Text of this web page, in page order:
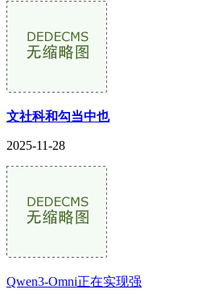
文社科和勾当中也
2025-11-28
Qwen3-Omni正在实现强